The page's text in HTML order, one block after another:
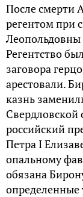
После смерти
регентом при
Регентство
заговора
арестовали.
казнь
Свердловской
российский
Петра I
опальному
обязана
определенные